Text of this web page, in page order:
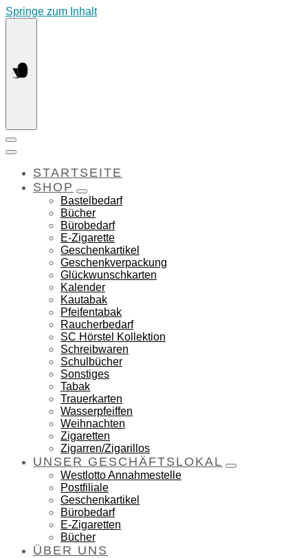
Springe zum Inhalt
STARTSEITE
SHOP
Bastelbedarf
Bücher
Bürobedarf
E-Zigarette
Geschenkartikel
Geschenkverpackung
Glückwunschkarten
Kalender
Kautabak
Pfeifentabak
Raucherbedarf
SC Hörstel Kollektion
Schreibwaren
Schulbücher
Sonstiges
Tabak
Trauerkarten
Wasserpfeiffen
Weihnachten
Zigaretten
Zigarren/Zigarillos
UNSER GESCHÄFTSLOKAL
Westlotto Annahmestelle
Postfiliale
Geschenkartikel
Bürobedarf
E-Zigaretten
Bücher
ÜBER UNS